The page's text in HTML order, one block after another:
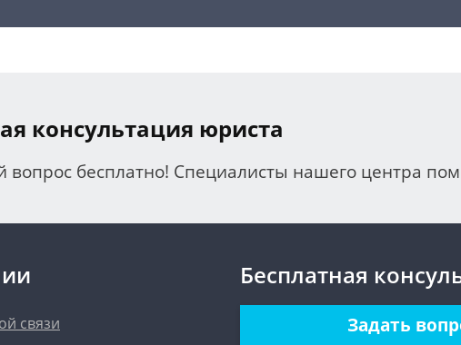
консультация юриста
вопрос бесплатно! Специалисты нашего центра
связи
Бесплатная
Задать